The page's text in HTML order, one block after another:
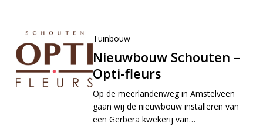
Tuinbouw
Nieuwbouw Schouten –
Opti-fleurs
Op de meerlandenweg in Amstelveen
gaan wij de nieuwbouw installeren van
een Gerbera kwekerij van…